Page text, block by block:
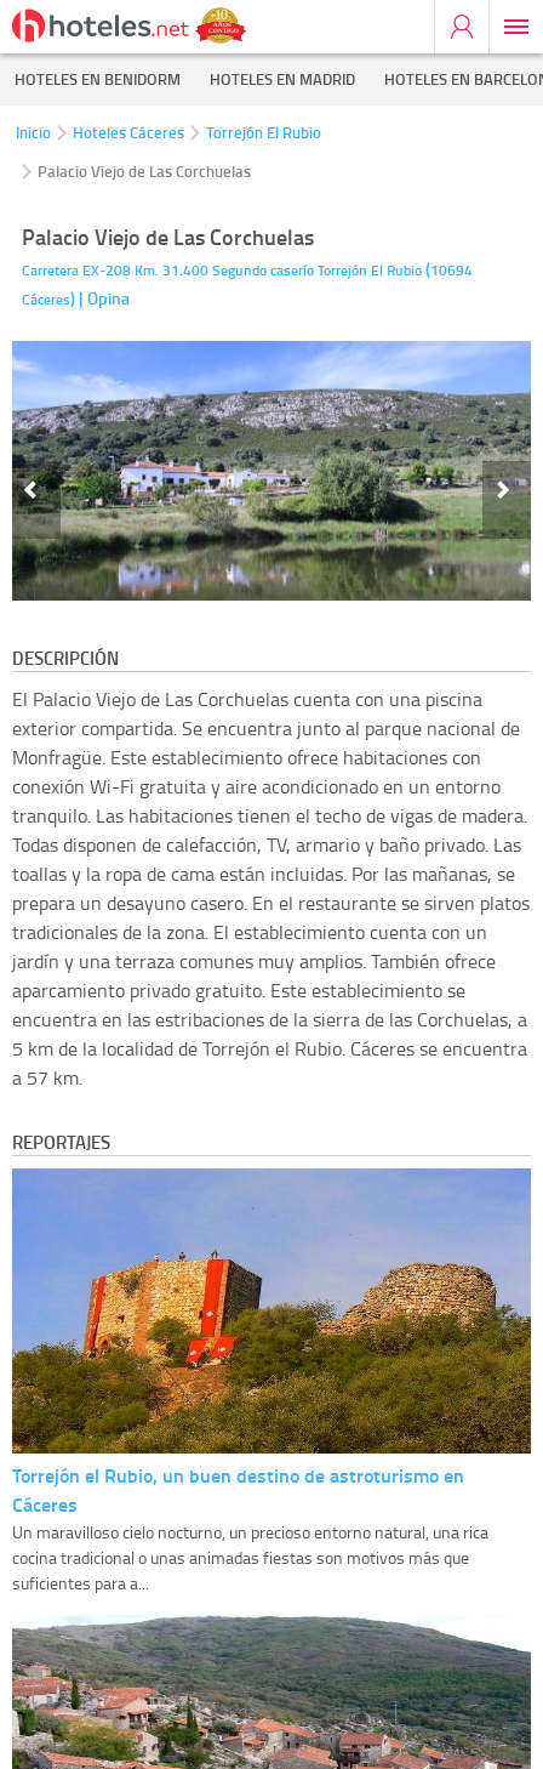
HOTELES EN BENIDORM HOTELES EN MADRID HOTELES EN
Inicio Hoteles Cáceres
Torrejón El Rubio
Palacio Viejo de Las Corchuelas
Palacio Viejo de Las Corchuelas
Carretera EX-208 Km. 31.400 Segundo caseríoTorrejón El Rubio(10694
Cáceres) | Opina
DESCRIPCIÓN
El Palacio Viejo de Las Corchuelas cuenta con una piscina
exterior compartida. Se encuentra junto al parque nacional de
Monfragüe. Este establecimiento ofrece habitaciones con
conexión Wi-Fi gratuita y aire acondicionado en un entorno
tranquilo. Las habitaciones tienen el techo de vigas de madera.
Todas disponen de calefacción, TV, armario y baño privado. Las
toallas y la ropa de cama están incluidas. Por las mañanas, se
prepara un desayuno casero. En el restaurante se sirven platos
tradicionales de la zona. El establecimiento cuenta con un
jardín y una terraza comunes muy amplios. También ofrece
aparcamiento privado gratuito. Este establecimiento se
encuentra en las estribaciones de la sierra de las Corchuelas, a
5 km de la localidad de Torrejón el Rubio. Cáceres se encuentra
a 57 km.
REPORTAJES
Torrejón el Rubio, un buen destino de astroturismo en
Cáceres
Un maravilloso cielo nocturno, un precioso entorno natural, una rica
cocina tradicional o unas animadas fiestas son motivos más que
suficientes para a...